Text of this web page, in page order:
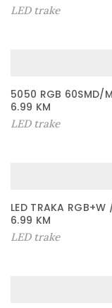
LED trake
5050 RGB 60SMD/M
6.99 KM
LED trake
LED TRAKA
6.99 KM
LED trake